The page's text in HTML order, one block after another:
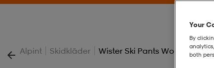
Alpint | Skidkläder | Wister Ski Pants Women
Your
By
both